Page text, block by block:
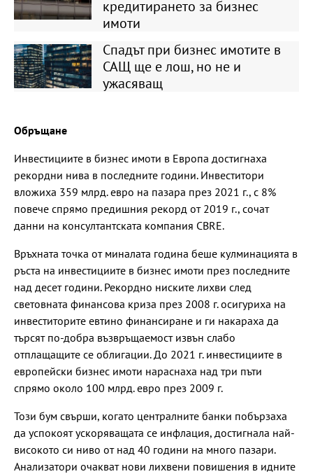
кредитирането за бизнес
имоти
Спадът при бизнес имотите в
САЩ ще е лош, но не и
ужасяващ
Обръщане
Инвестициите в бизнес имоти в Европа достигнаха
рекордни нива в последните години. Инвеститори
вложиха 359 млрд. евро на пазара през 2021 г., с 8%
повече спрямо предишния рекорд от 2019 г., сочат
данни на консултантската компания CBRE.
Връхната точка от миналата година беше кулминацията в
ръста на инвестициите в бизнес имоти през последните
над десет години. Рекордно ниските лихви след
световната финансова криза през 2008 г. осигуриха на
инвеститорите евтино финансиране и ги накараха да
търсят по-добра възвръщаемост извън слабо
отплащащите се облигации. До 2021 г. инвестициите в
европейски бизнес имоти нараснаха над три пъти
спрямо около 100 млрд. евро през 2009 г.
Този бум свърши, когато централните банки побързаха
да успокоят ускоряващата се инфлация, достигнала най-
високото си ниво от над 40 години на много пазари.
Анализатори очакват нови лихвени повишения в идните